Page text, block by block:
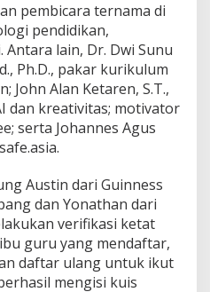
pembicara ternama di
pendidikan,
lain, Dr. Dwi Sunu
Ph.D., pakar kurikulum
John Alan Ketaren, S.T.,
dan kreativitas; motivator
serta Johannes Agus
Austin dari Guinness
dan Yonathan dari
verifikasi ketat
guru yang mendaftar,
daftar ulang untuk ikut
mengisi kuis